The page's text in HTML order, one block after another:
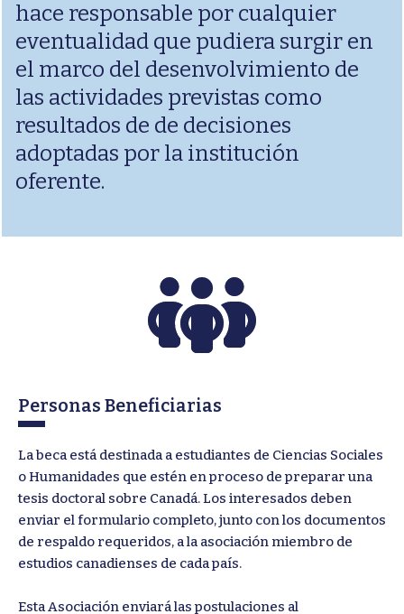
hace responsable por cualquier
eventualidad que pudiera surgir en
el marco del desenvolvimiento de
las actividades previstas como
resultados de de decisiones
adoptadas por la institución
oferente.
Personas Beneficiarias
La beca está destinada a estudiantes de Ciencias Sociales
o Humanidades que estén en proceso de preparar una
tesis doctoral sobre Canadá. Los interesados deben
enviar el formulario completo, junto con los documentos
de respaldo requeridos, a la asociación miembro de
estudios canadienses de cada país.
Esta Asociación enviará las postulaciones al